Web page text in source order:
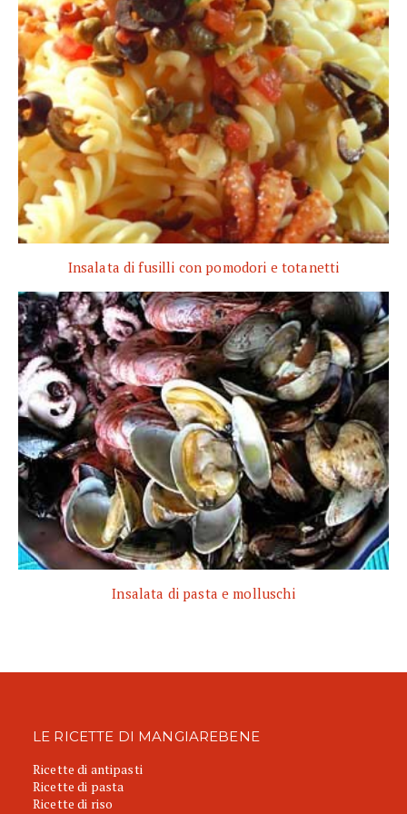
Insalata di fusilli con pomodori e totanetti
Insalata di pasta e molluschi
LE RICETTE DI MANGIAREBENE
Ricette di antipasti
Ricette di pasta
Ricette di riso